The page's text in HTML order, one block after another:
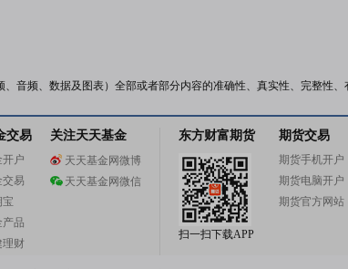
音频、数据及图表）全部或者部分内容的准确性、真实性、完整性
交易
开户
交易
宝
产品
理财
关注天天基金
天天基金网微博
天天基金网微信
东方财富期货
扫一扫下载APP
期货交易
期货手机开户
期货电脑开户
期货官方网站